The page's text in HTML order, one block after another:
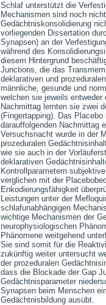
Schlaf unterstützt die
Mechanismen sind noch
Gedächtniskonsolidierung
vorliegenden Dissertation
Synapsen) an der
während des
diesem Hintergrund
Junctions, die das
deklarativen und
männliche, gesunde und
welchen sie jeweils
Nachmittag lernten sie zwei
(Fingertapping). Das
darauffolgenden Nachmittag
Versuchsnacht wurde in der
prozeduralen
wie sie auch in der
deklarativen
Kontrollparametern
verglichen mit der
Enkodierungsfähigkeit
Leistungen unter der
schlafunabhängigen
wichtige Mechanismen der
neurophysiologischen
Phänomene weitgehend
Sie sind somit für die
zukünftig weiter untersucht
der prozeduralen
dass die Blockade der Gap
Gedächtnisparameter
Synapsen beim Menschen
Gedächtnisbildung ausübt.